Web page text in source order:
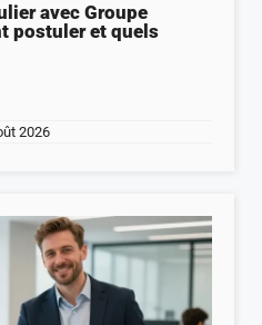
avec Groupe
postuler et quels
2026